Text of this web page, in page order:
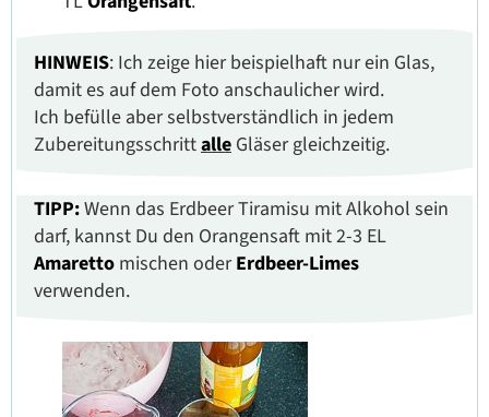
HINWEIS: Ich zeige hier beispielhaft nur ein Glas,
damit es auf dem Foto anschaulicher wird.
Ich befülle aber selbstverständlich in jedem
Zubereitungsschrittalle Gläser gleichzeitig.
TIPP:Wenn das Erdbeer Tiramisu mit Alkohol sein
darf, kannst Du den Orangensaft mit 2-3 EL
Amaretto mischen oderErdbeer-Limes
verwenden.